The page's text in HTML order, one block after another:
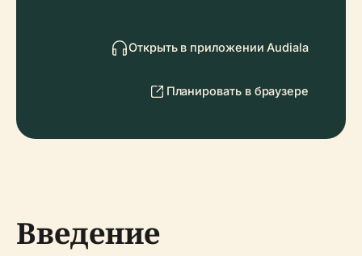
Открыть в приложении Audiala
Планировать в браузере
Введение